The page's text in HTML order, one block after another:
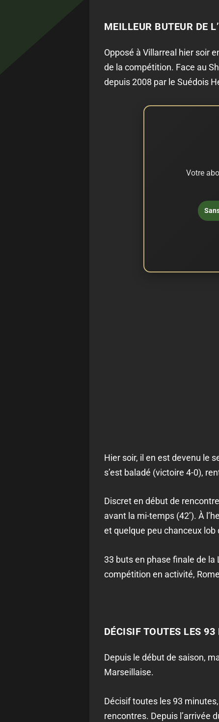
MEILLEUR BUTEUR DE
Opposé à Villarreal hier soir
de la compétition. Face au
depuis 2008 par le Suédois
Votre
Hier soir, il en est devenu le
s’est baladé (victoire 4-0),
Discret en début de
avant la mi-temps (42’). À
et quelque peu chanceux lob
33 buts en phase finale de la
compétition en activité,
DÉCISIF TOUTES LES
Depuis le début de saison,
Marseillaise.
Décisif toutes les 93
rencontres. Depuis l’arrivée